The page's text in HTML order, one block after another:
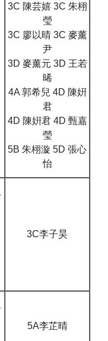
3C 陳芸嬉 3C 朱栩
瑩
3C 廖以晴 3C 麥薰
尹
3D 麥薰元 3D 王若
晞
4A 郭希兒 4D 陳姸
君
4D 陳姸君 4D 甄嘉
瑩
5B 朱栩漩 5D 張心
怡
3C李子昊
5A李芷晴